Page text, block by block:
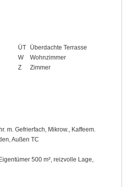
ÜT
Überdachte Terrasse
W
Wohnzimmer
Z
Zimmer
m. Gefrierfach, Mikrow., Kaffeem.
Außen TC
500 m², reizvolle Lage,